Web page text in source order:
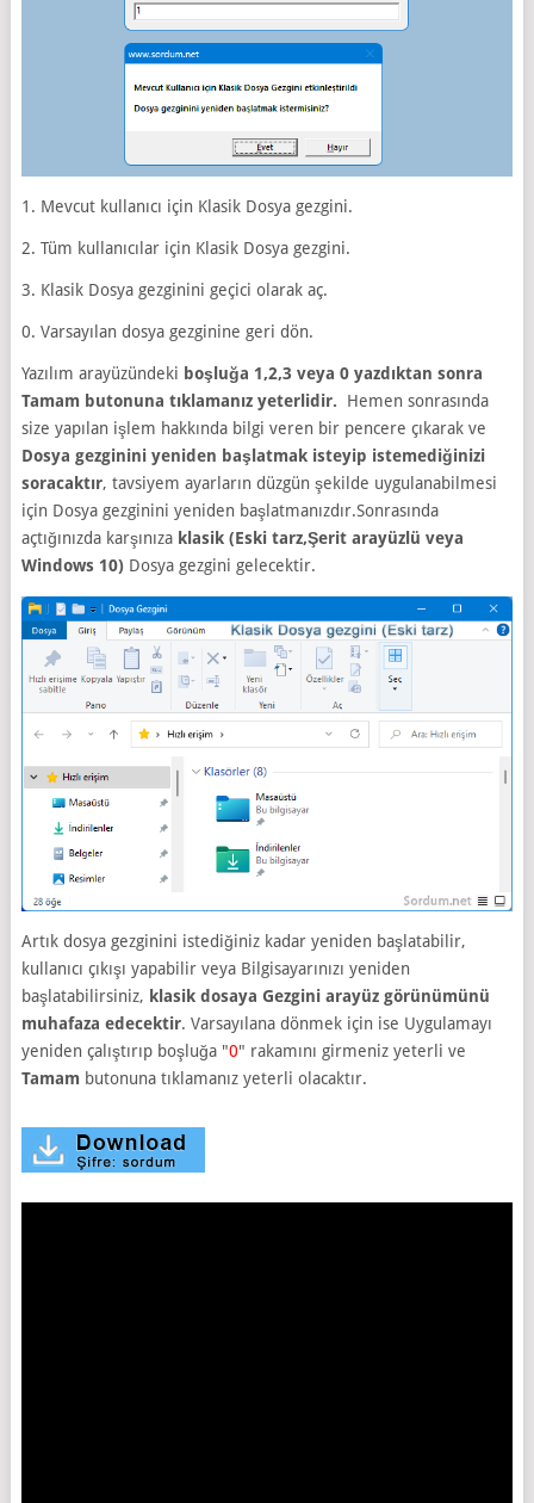
1. Mevcut kullanıcı için Klasik Dosya gezgini.
2. Tüm kullanıcılar için Klasik Dosya gezgini.
3. Klasik Dosya gezginini geçici olarak aç.
0. Varsayılan dosya gezginine geri dön.
Yazılım arayüzündeki boşluğa 1,2,3 veya 0 yazdıktan sonra
Tamam butonuna tıklamanız yeterlidir. Hemen sonrasında
size yapılan işlem hakkında bilgi veren bir pencere çıkarak ve
Dosya gezginini yeniden başlatmak isteyip istemediğinizi
soracaktır, tavsiyem ayarların düzgün şekilde uygulanabilmesi
için Dosya gezginini yeniden başlatmanızdır.Sonrasında
açtığınızda karşınıza klasik (Eski tarz,Şerit arayüzlü veya
Windows 10)Dosya gezgini gelecektir.
Artık dosya gezginini istediğiniz kadar yeniden başlatabilir,
kullanıcı çıkışı yapabilir veya Bilgisayarınızı yeniden
başlatabilirsiniz, klasik dosaya Gezgini arayüz görünümünü
muhafaza edecektir. Varsayılana dönmek için ise Uygulamayı
yeniden çalıştırıp boşluğa "0" rakamını girmeniz yeterli ve
Tamambutonuna tıklamanız yeterli olacaktır.